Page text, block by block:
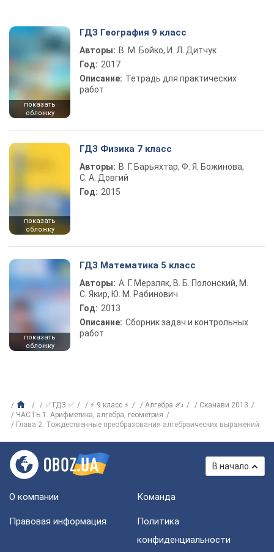
показать
обложку
ГДЗ География 9 класс
Авторы: В. М. Бойко, И. Л. Дитчук
Год: 2017
Описание: Тетрадь для практических
работ
показать
обложку
ГДЗ Физика 7 класс
Авторы: В. Г. Барьяхтар, Ф. Я. Божинова,
С. А. Довгий
Год: 2015
показать
обложку
ГДЗ Математика 5 класс
Авторы: А. Г. Мерзляк, В. Б. Полонский, М.
С. Якир, Ю. М. Рабинович
Год: 2013
Описание: Сборник задач и контрольных
работ
✅ ГДЗ ✅ ⚡ 9 класс ⚡ Алгебра ✍
Сканави 2013
ЧАСТЬ 1. Арифметика, алгебра, геометрия
Глава 2. Тождественные преобразования алгебраических выражений
В начало
О компании Команда
Правовая информация
Политика
конфиденциальности